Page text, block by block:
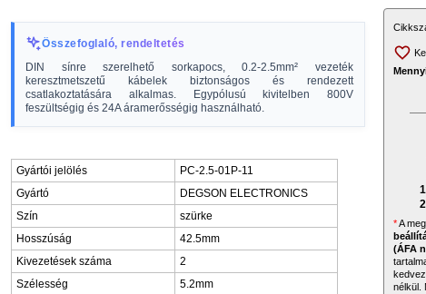
Összefoglaló, rendeltetés
DIN sínre szerelhető sorkapocs, 0.2-2.5mm² vezeték
keresztmetszetű kábelek biztonságos és rendezett
csatlakoztatására alkalmas. Egypólusú kivitelben 800V
feszültségig és 24A áramerősségig használható.
Gyártói jelölés
PC-2.5-01P-11
Gyártó
DEGSON ELECTRONICS
Szín
szürke
Hosszúság
42.5mm
Kivezetések száma
2
Szélesség
5.2mm
*A
(ÁFA
nélkül.